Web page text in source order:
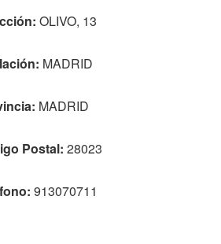
OLIVO, 13
MADRID
MADRID
Postal: 28023
913070711